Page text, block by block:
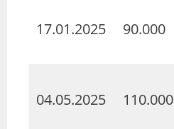
17.01.2025 90.000
04.05.2025 110.000